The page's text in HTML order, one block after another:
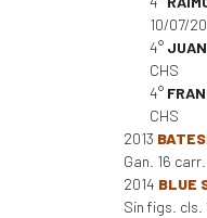
10/07/
4°
CHS
4°
CHS
2013
Gan. 16
2014 BLUE
Sin figs.